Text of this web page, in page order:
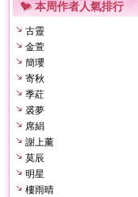
本周作者人氣排行
古靈
金萱
簡瓔
寄秋
季葒
裘夢
席絹
謝上薰
莫辰
明星
樓雨晴